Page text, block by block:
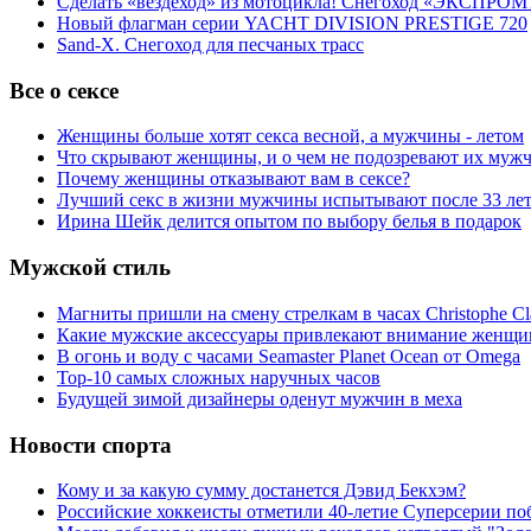
Новый флагман серии YACHT DIVISION PRESTIGE 720
Sand-X. Снегоход для песчаных трасс
Все о сексе
Женщины больше хотят секса весной, а мужчины - летом
Что скрывают женщины, и о чем не подозревают их
Почему женщины отказывают вам в сексе?
Лучший секс в жизни мужчины испытывают после 33 лет
Ирина Шейк делится опытом по выбору белья в подарок
Мужской стиль
Магниты пришли на смену стрелкам в часах Christophe
Какие мужские аксессуары привлекают внимание
В огонь и воду с часами Seamaster Planet Ocean от Omega
Top-10 самых сложных наручных часов
Будущей зимой дизайнеры оденут мужчин в меха
Новости спорта
Кому и за какую сумму достанется Дэвид Бекхэм?
Российские хоккеисты отметили 40-летие Суперсерии